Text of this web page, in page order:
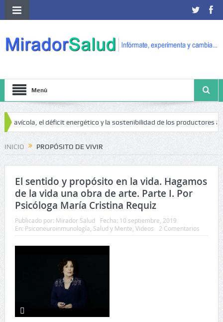
Menú
avícola, el déficit energético y la sostenibilidad de los productores
INICIO PROPÓSITO DE VIVIR
El sentido y propósito en la vida. Hagamos
de la vida una obra de arte. Parte I. Por
Psicóloga María Cristina Requiz
Publicado por: Mirador Salud Fecha: 10 septiembre, 2019
En: Psiconeuroinmunología, Salud y Mente, Videos 2 Comentarios